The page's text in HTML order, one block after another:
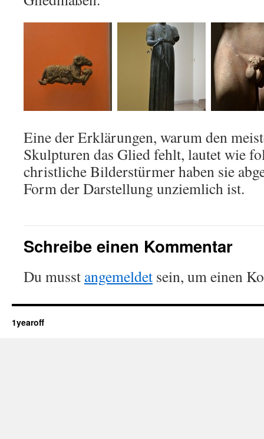
Eine der Erklärungen, warum den
Skulpturen das Glied fehlt, lautet wie
christliche Bilderstürmer haben sie
Form der Darstellung unziemlich ist.
Schreibe einen Kommentar
Du musst angemeldet sein, um einen
1yearoff